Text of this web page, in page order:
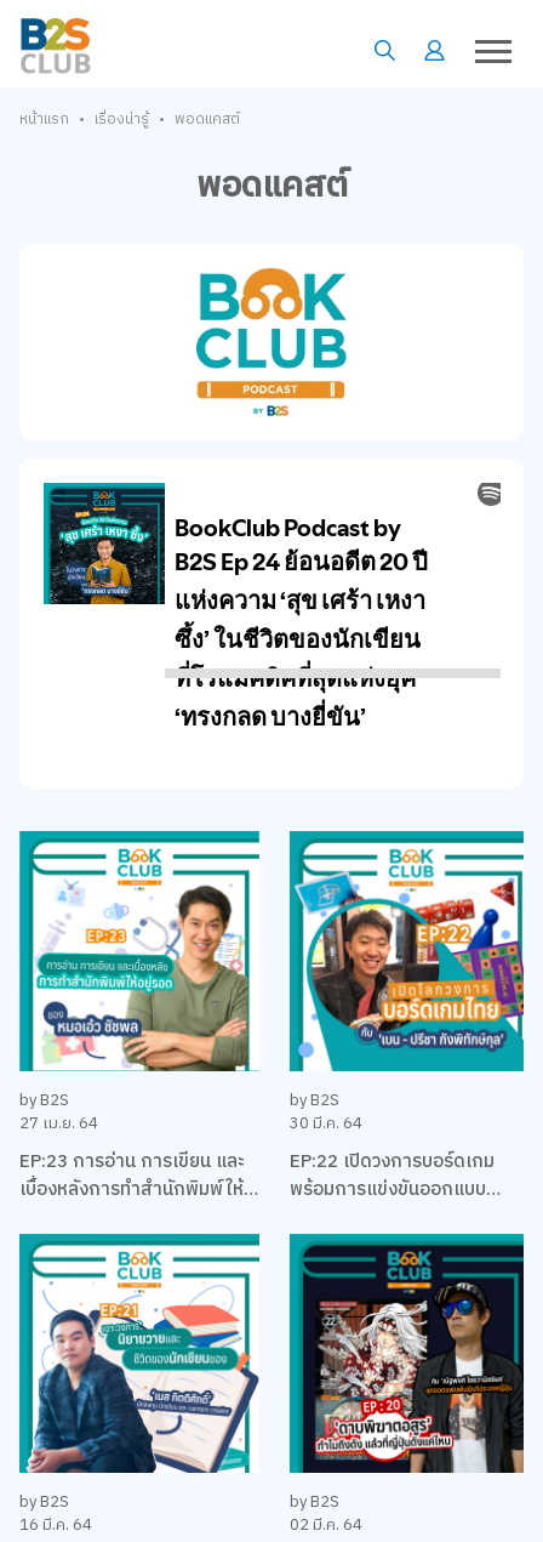
หน้าแรก • เรื่องน่ารู้ • พอดแคสต์
พอดแคสต์
by B2S
27 เม.ย. 64
EP:23 การอ่าน การเขียน และ
เบื้องหลังการทำสำนักพิมพ์ให้
แนะนำ กับหมอเอ้ว ชัชพล
by B2S
30 มี.ค. 64
EP:22 เปิดวงการบอร์ดเกม
พร้อมการแข่งขันออกแบบ
ประเทศไทยกับ เบน – ปรีชา กัง
พิทักษ์กุล
by B2S
16 มี.ค. 64
by B2S
02 มี.ค. 64